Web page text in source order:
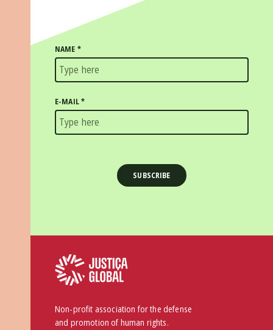
NAME *
E-MAIL*
Non-profit association for the defense
and promotion of human rights.